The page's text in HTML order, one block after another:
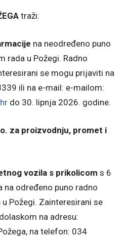
traži:
na neodređeno puno
rada u Požegi. Radno
se mogu prijaviti na
ili na e-mail: e-mailom:
do 30. lipnja 2026. godine.
za proizvodnju, promet i
vozila s prikolicom s 6
određeno puno radno
Požegi. Zainteresirani se
na adresu:
na telefon: 034